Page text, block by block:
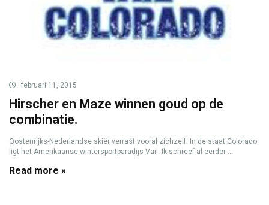
februari 11, 2015
Hirscher en Maze winnen goud op de
combinatie.
Oostenrijks-Nederlandse skiër verrast vooral zichzelf. In de staat Colorado
ligt het Amerikaanse wintersportparadijs Vail. Ik schreef al eerder ...
Read more »